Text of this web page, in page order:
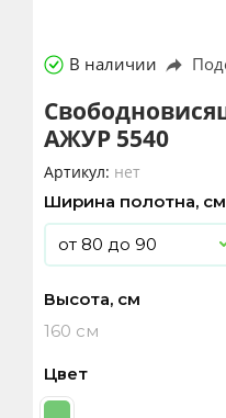
В наличии
АЖУР 5540
Артикул: нет
Ширина полотна, см
Высота, см
160 см
Цвет